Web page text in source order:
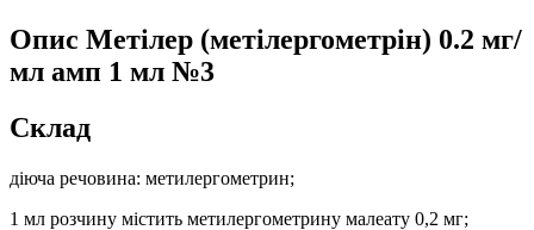
Опис Метілер (метілергометрін) 0.2 мг/
мл амп 1 мл №3
Склад
діюча речовина: метилергометрин;
1 мл розчину містить метилергометрину малеату 0,2 мг;